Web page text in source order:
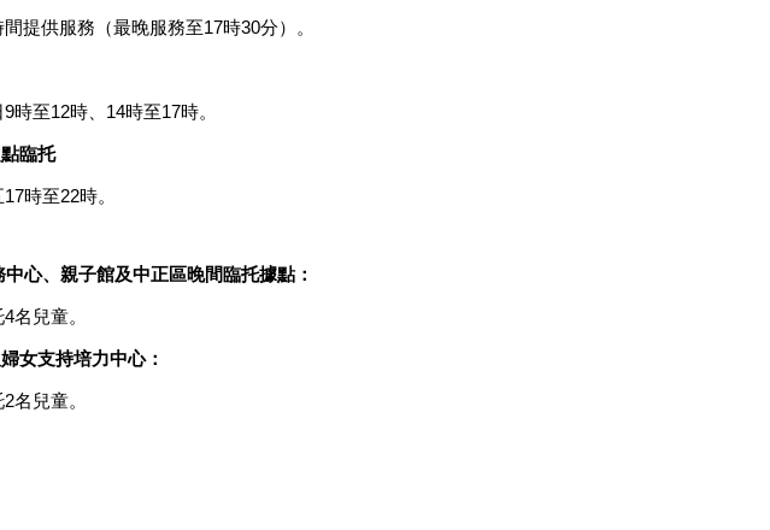
提供服務（最晚服務至17時30分）。
時至12時、14時至17時。
臨托
時至22時。
心、親子館及中正區晚間臨托據點：
名兒童。
女支持培力中心：
名兒童。